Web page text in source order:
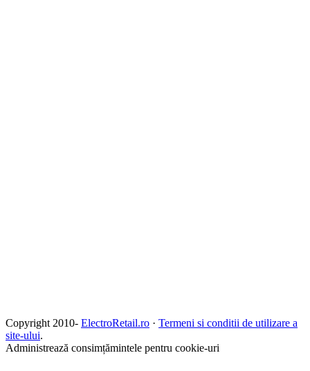
Copyright 2010- ElectroRetail.ro · Termeni si conditii de utilizare a
site-ului.
Administrează consimțămintele pentru cookie-uri